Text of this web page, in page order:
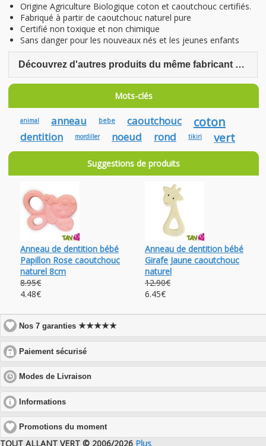
Origine Agriculture Biologique coton et caoutchouc certifiés.
Fabriqué à partir de caoutchouc naturel pure
Certifié non toxique et non chimique
Sans danger pour les nouveaux nés et les jeunes enfants
Découvrez d'autres produits du même fabricant Tikiri
Mots-clés
animal anneau bebe caoutchouc coton
dentition mordiller noeud rond tikiri vert
Suggestions de produits
Anneau de dentition bébé
Papillon Rose caoutchouc
naturel 8cm
8.95€
4.48€
Anneau de dentition bébé
Girafe Jaune caoutchouc
naturel
12.90€
6.45€
Nos 7 garanties★★★★★
Paiement sécurisé
to
expand
Modes de Livraison
to
contents
Informations
to
expand
Promotions du moment
TOUT ALLANT VERT © 2006/2026 Plus